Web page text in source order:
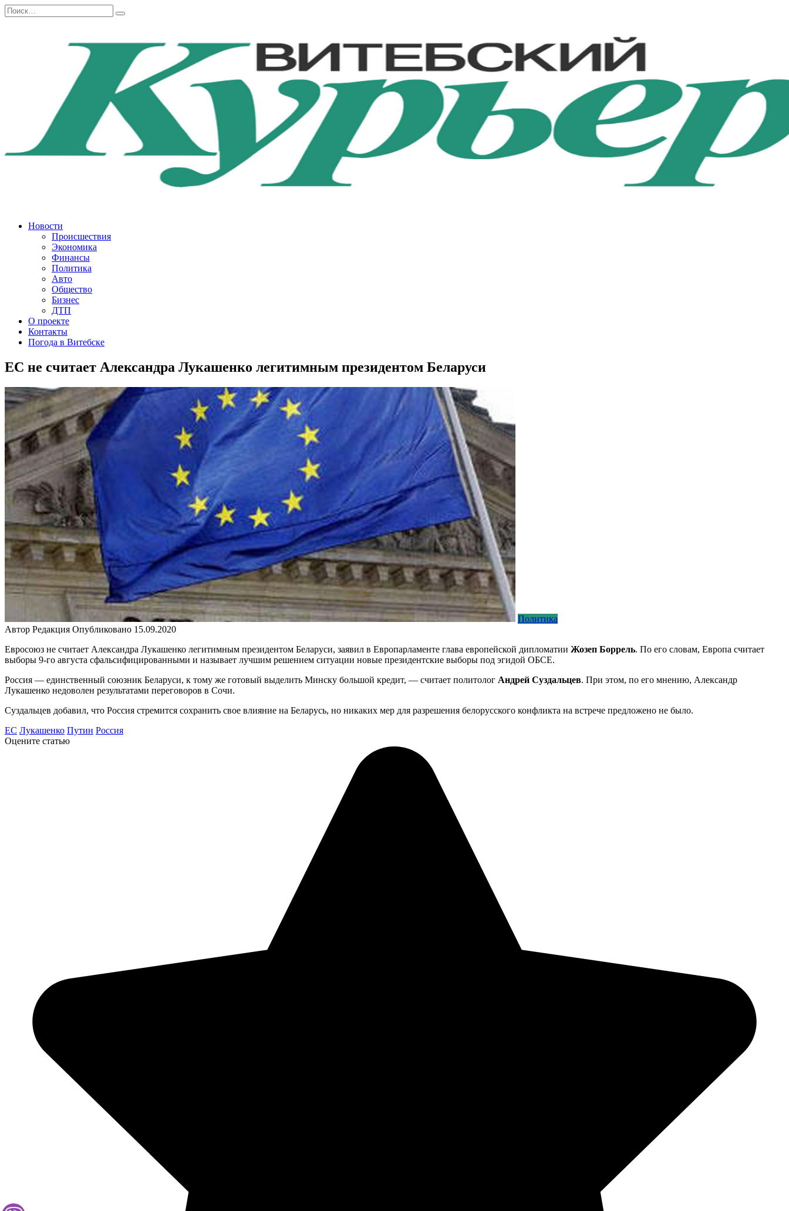
Перейти
к
Search
for:
Новости
Происшествия
Экономика
Финансы
Политика
Авто
Общество
Бизнес
ДТП
О проекте
Контакты
Погода в Витебске
ЕС не считает Александра Лукашенко легитимным президентом Беларуси
Политика
Автор Редакция Опубликовано 15.09.2020
Евросоюз не считает Александра Лукашенко легитимным президентом Беларуси, заявил в Европарламенте глава европейской дипломатии Жозеп Боррель. По его словам, Европа считает
выборы 9-го августа сфальсифицированными и называет лучшим решением ситуации новые президентские выборы под эгидой ОБСЕ.
Россия — единственный союзник Беларуси, к тому же готовый выделить Минску большой кредит, — считает политолог Андрей Суздальцев. При этом, по его мнению, Александр
Лукашенко недоволен результатами переговоров в Сочи.
Суздальцев добавил, что Россия стремится сохранить свое влияние на Беларусь, но никаких мер для разрешения белорусского конфликта на встрече предложено не было.
ЕС Лукашенко Путин Россия
Оцените статью